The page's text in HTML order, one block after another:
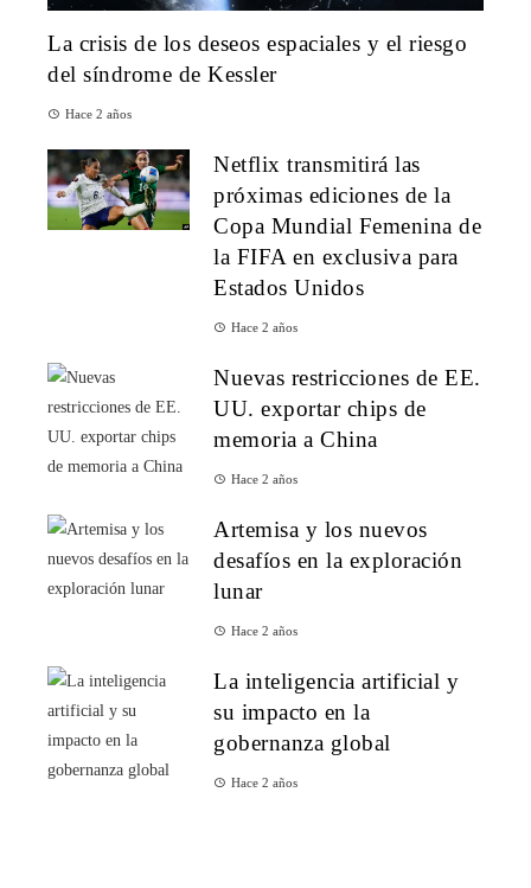
La crisis de los deseos espaciales y el riesgo
del síndrome de Kessler
Hace 2 años
Netflix transmitirá las
próximas ediciones de la
Copa Mundial Femenina de
la FIFA en exclusiva para
Estados Unidos
Hace 2 años
Nuevas restricciones de EE.
UU. exportar chips de
memoria a China
Hace 2 años
Artemisa y los nuevos
desafíos en la exploración
lunar
Hace 2 años
La inteligencia artificial y
su impacto en la
gobernanza global
Hace 2 años